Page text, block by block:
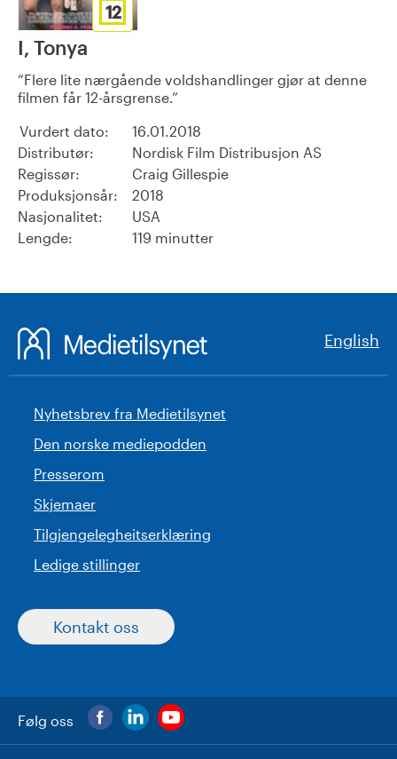
12
I, Tonya
Flere lite nærgående voldshandlinger gjør at denne
filmen får 12-årsgrense.
Vurdert dato:
16.01.2018
Distributør:
Nordisk Film Distribusjon AS
Regissør:
Craig Gillespie
Produksjonsår:
2018
Nasjonalitet:
USA
Lengde:
119 minutter
English
Nyhetsbrev fra Medietilsynet
Den norske mediepodden
Presserom
Skjemaer
Tilgjengelegheitserklæring
Ledige stillinger
Kontakt oss
Følg oss